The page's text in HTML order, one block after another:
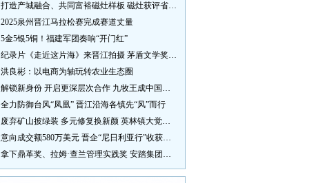
打造产城融合、共同富裕磁灶样板 磁灶获评省级乡村振兴示范乡镇
2025泉州晋江马拉松赛完成赛道丈量
5金5银5铜！福建军团奏响“开门红”
纪录片《走近这片海》来晋江拍摄 茅盾文学奖得主麦家探寻晋江“海海”人生
洪良彬：以电商为轴玩转农业生态圈
解锁新身份 开启更深层次合作 九牧王成中国奥委会官方赞助商
全力防御台风“凤凰” 晋江沿海各镇先“风”而行
废弃矿山披绿装 多元修复换新颜 英林镇大觉山片区废弃矿山生态修复项目通过验收
意向成交额580万美元 晋企“尼日利亚行”收获满满
拿下鼎革奖、拉姆·查兰管理实践奖 安踏集团获企业管理权威奖项